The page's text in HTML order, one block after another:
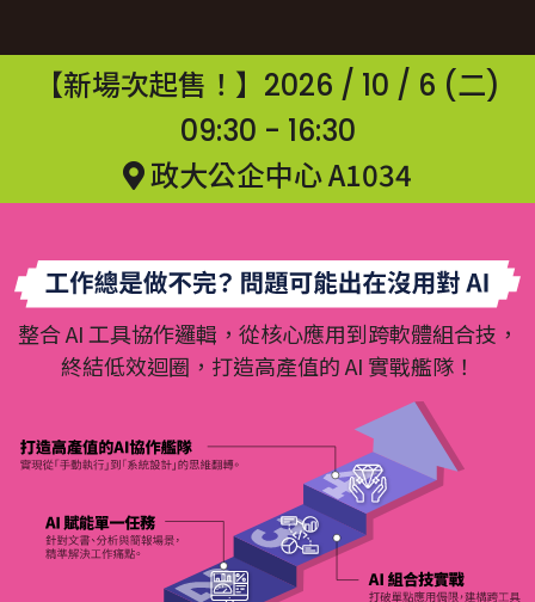
【新場次起售！】2026 / 10 / 6 (二)
09:30 - 16:30
政大公企中心 A1034
整合 AI 工具協作邏輯，從核心應用到跨軟體組合技，
終結低效迴圈，打造高產值的 AI 實戰艦隊！